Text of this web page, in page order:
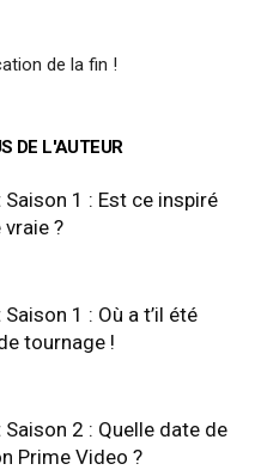
de la fin !
DE L'AUTEUR
1 : Est ce inspiré
vraie ?
1 : Où a t’il été
tournage !
2 : Quelle date de
Prime Video ?